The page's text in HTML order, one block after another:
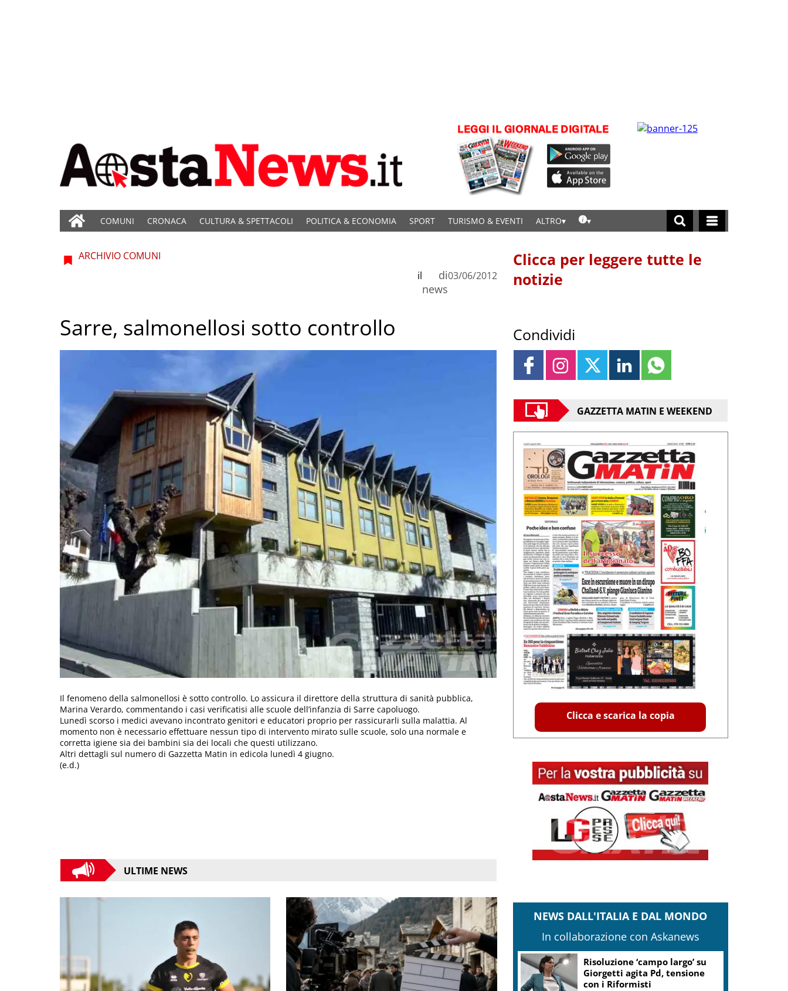
COMUNI CRONACA CULTURA & SPETTACOLI POLITICA & ECONOMIA SPORT TURISMO & EVENTI ALTRO
ARCHIVIO COMUNI
di
news
il 03/06/2012
Sarre, salmonellosi sotto controllo
Il fenomeno della salmonellosi è sotto controllo. Lo assicura il direttore della struttura di sanità pubblica,
Marina Verardo, commentando i casi verificatisi alle scuole dell’infanzia di Sarre capoluogo.
Lunedì scorso i medici avevano incontrato genitori e educatori proprio per rassicurarli sulla malattia. Al
momento non è necessario effettuare nessun tipo di intervento mirato sulle scuole, solo una normale e
corretta igiene sia dei bambini sia dei locali che questi utilizzano.
Altri dettagli sul numero di Gazzetta Matin in edicola lunedì 4 giugno.
(e.d.)
ULTIME NEWS
Clicca per leggere tutte le
notizie
Condividi
GAZZETTA MATIN E WEEKEND
Clicca e scarica la copia
NEWS DALL'ITALIA E DAL MONDO
In collaborazione con Askanews
Risoluzione ‘campo largo’ su
Giorgetti agita Pd, tensione
con i Riformisti